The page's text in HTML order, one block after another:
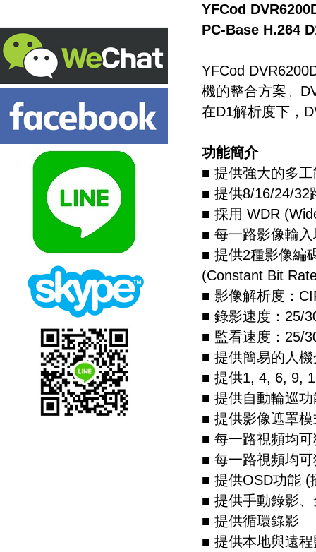
YFCod
PC-Base H.264
YFCod
機的整合方案。
在D1解析度下，
功能簡介
■ 提供強大的多
■ 提供8/16/24/32
■ 採用 WDR
■ 每一路影像輸
■ 提供2種影像編
(Constant Bit
■ 影像解析度：
■ 錄影速度：25/
■ 監看速度：25/
■ 提供簡易的人
■ 提供1, 4, 6, 9,
■ 提供自動輪巡
■ 提供影像遮罩
■ 每一路視頻均
■ 每一路視頻均
■ 提供OSD功能 (
■ 提供手動錄影
■ 提供循環錄影
■ 提供本地與遠